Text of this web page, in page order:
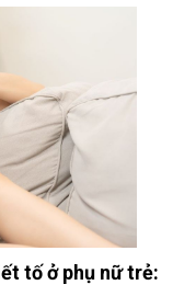
tố ở phụ nữ trẻ: